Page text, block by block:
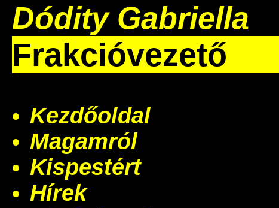
Dódity Gabriella
Frakcióvezető
Kezdőoldal
Magamról
Kispestért
Hírek